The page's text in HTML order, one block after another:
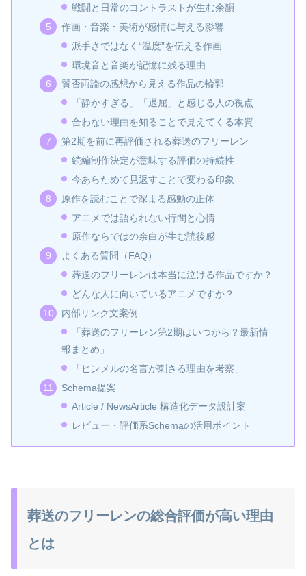
戦闘と日常のコントラストが生む余韻
作画・音楽・美術が感情に与える影響
派手さではなく“温度”を伝える作画
環境音と音楽が記憶に残る理由
賛否両論の感想から見える作品の輪郭
「静かすぎる」「退屈」と感じる人の視点
合わない理由を知ることで見えてくる本質
第2期を前に再評価される葬送のフリーレン
続編制作決定が意味する評価の持続性
今あらためて見返すことで変わる印象
原作を読むことで深まる感動の正体
アニメでは語られない行間と心情
原作ならではの余白が生む読後感
よくある質問（FAQ）
葬送のフリーレンは本当に泣ける作品ですか？
どんな人に向いているアニメですか？
内部リンク文案例
「葬送のフリーレン第2期はいつから？最新情
報まとめ」
「ヒンメルの名言が刺さる理由を考察」
Schema提案
Article / NewsArticle 構造化データ設計案
レビュー・評価系Schemaの活用ポイント
葬送のフリーレンの総合評価が高い理由
とは